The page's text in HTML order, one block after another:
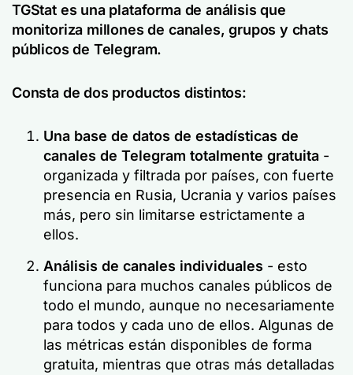
TGStat es una plataforma de análisis que
monitoriza millones de canales, grupos y chats
públicos de Telegram.
Consta de dos productos distintos:
Una base de datos de estadísticas de
canales de Telegram totalmente gratuita -
organizada y filtrada por países, con fuerte
presencia en Rusia, Ucrania y varios países
más, pero sin limitarse estrictamente a
ellos.
Análisis de canales individuales - esto
funciona para muchos canales públicos de
todo el mundo, aunque no necesariamente
para todos y cada uno de ellos. Algunas de
las métricas están disponibles de forma
gratuita, mientras que otras más detalladas